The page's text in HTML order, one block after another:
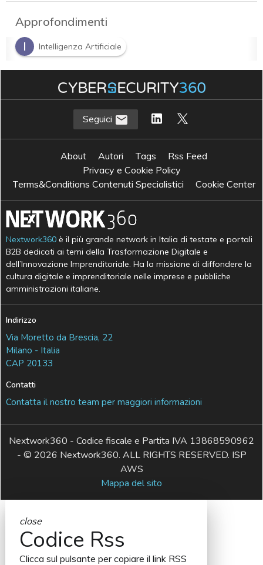
Approfondimenti
I
Intelligenza Artificiale
Seguici
About Autori Tags
Rss Feed
Privacy e Cookie Policy
Terms&Conditions Contenuti Specialistici
Cookie Center
Nextwork360 è il più grande network in Italia di testate e portali
B2B dedicati ai temi della Trasformazione Digitale e
dell’Innovazione Imprenditoriale. Ha la missione di diffondere la
cultura digitale e imprenditoriale nelle imprese e pubbliche
amministrazioni italiane.
Indirizzo
Via Moretto da Brescia, 22
Milano - Italia
CAP 20133
Contatti
Contatta il nostro team per maggiori informazioni
Nextwork360 - Codice fiscale e Partita IVA 13868590962
- © 2026 Nextwork360. ALL RIGHTS RESERVED. ISP
AWS
Mappa del sito
close
Codice Rss
Clicca sul pulsante per copiare il link RSS